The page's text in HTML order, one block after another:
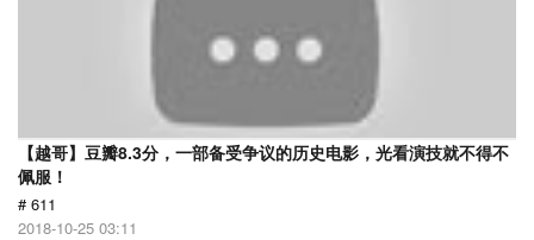
【越哥】豆瓣8.3分，一部备受争议的历史电影，光看演技就不得不
佩服！
# 611
2018-10-25 03:11